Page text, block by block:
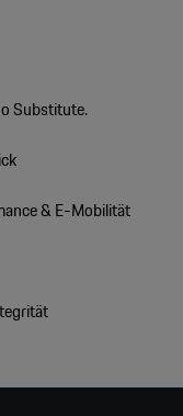
Substitute.
& E-Mobilität